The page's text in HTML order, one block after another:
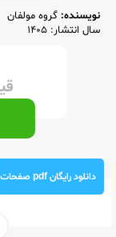
نویسنده: گروه مولفان
سال انتشار: 1405
دانلود رایگان pdf صفحات